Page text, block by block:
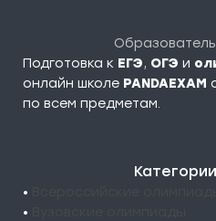
Подготовка к ЕГЭ, ОГЭ и
онлайн школе PANDAEXAM
по всем предметам.
•
•